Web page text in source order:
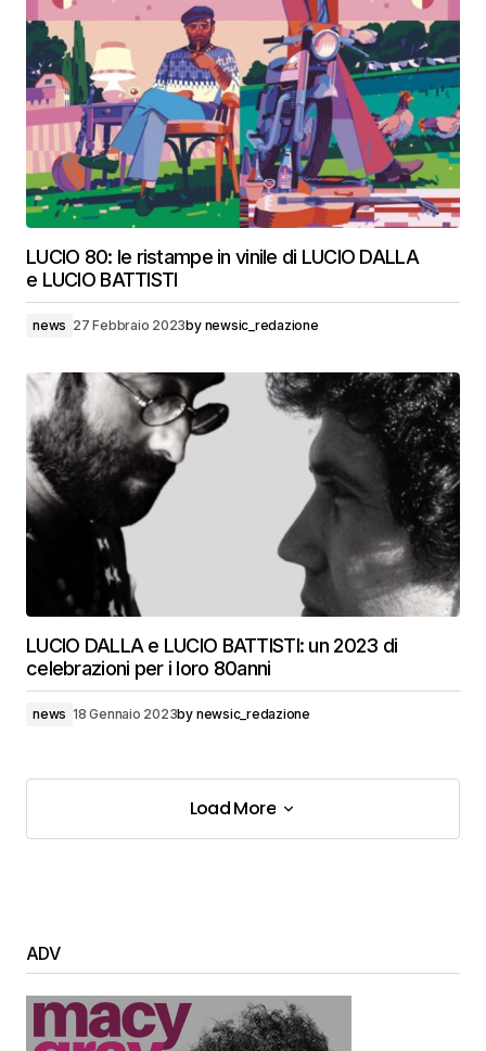
LUCIO 80: le ristampe in vinile di LUCIO DALLA
e LUCIO BATTISTI
news 27 Febbraio 2023by newsic_redazione
LUCIO DALLA e LUCIO BATTISTI: un 2023 di
celebrazioni per i loro 80anni
news 18 Gennaio 2023by newsic_redazione
Load More
Load More
ADV